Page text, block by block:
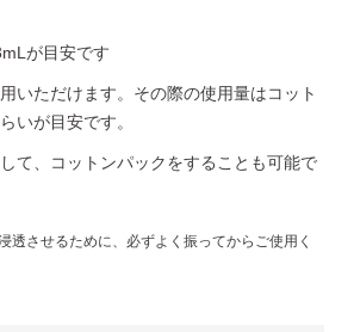
が目安です
いただけます。その際の使用量はコット
いが目安です。
て、コットンパックをすることも可能で
透させるために、必ずよく振ってからご使用く